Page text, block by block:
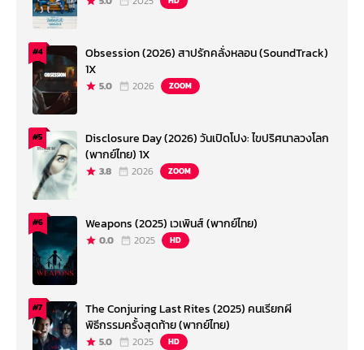
#4
Obsession (2026) สาปรักคลั่งหลอน (SoundTrack)
1X
5.0 2026 ZOOM
#5
Disclosure Day (2026) วันเปิดโปง: ไขปริศนาลวงโลก
(พากย์ไทย) 1X
3.8 2026 ZOOM
#6 Weapons (2025) เวเพินส์ (พากย์ไทย)
0.0 2025 HD
#7
The Conjuring Last Rites (2025) คนเรียกผี
พิธีกรรมครั้งสุดท้าย (พากย์ไทย)
5.0 2025 HD